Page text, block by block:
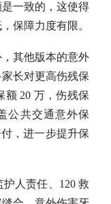
一致的，这使得
保障力度有限。
其他版本的意外
长对更高伤残保
额 20 万，伤残保
公共交通意外保
，进一步提升保
人责任、120 救